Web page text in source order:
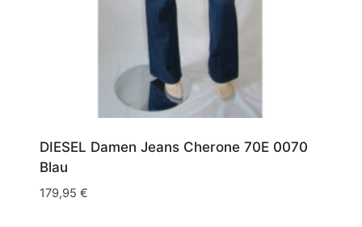
DIESEL Damen Jeans Cherone 70E 0070
Blau
179,95 €